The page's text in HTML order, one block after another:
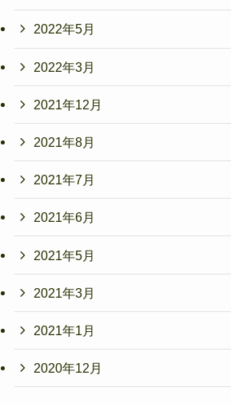
2022年5月
2022年3月
2021年12月
2021年8月
2021年7月
2021年6月
2021年5月
2021年3月
2021年1月
2020年12月